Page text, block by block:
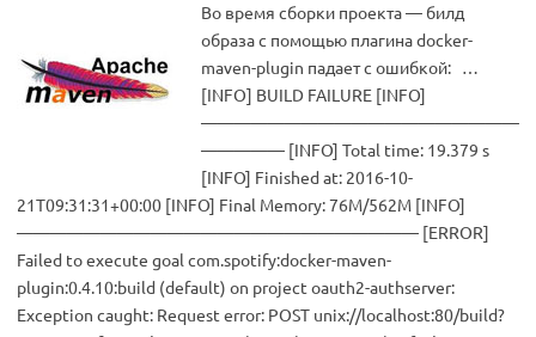
Во время сборки проекта — билд
образа с помощью плагина docker-
maven-plugin падает с ошибкой: …
[INFO] BUILD FAILURE [INFO]
———————————————————
————— [INFO] Total time: 19.379 s
[INFO] Finished at: 2016-10-
21T09:31:31+00:00 [INFO] Final Memory: 76M/562M [INFO]
———————————————————————— [ERROR]
Failed to execute goal com.spotify:docker-maven-
plugin:0.4.10:build (default) on project oauth2-authserver:
Exception caught: Request error: POST unix://localhost:80/build?